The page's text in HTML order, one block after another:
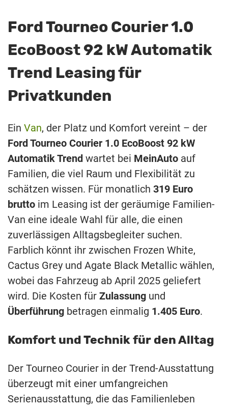
Ford Tourneo Courier 1.0
EcoBoost 92 kW Automatik
Trend Leasing für
Privatkunden
Ein Van, der Platz und Komfort vereint – der
Ford Tourneo Courier 1.0 EcoBoost 92 kW
Automatik Trend wartet bei MeinAuto auf
Familien, die viel Raum und Flexibilität zu
schätzen wissen. Für monatlich 319 Euro
brutto im Leasing ist der geräumige Familien-
Van eine ideale Wahl für alle, die einen
zuverlässigen Alltagsbegleiter suchen.
Farblich könnt ihr zwischen Frozen White,
Cactus Grey und Agate Black Metallic wählen,
wobei das Fahrzeug ab April 2025 geliefert
wird. Die Kosten für Zulassung und
Überführung betragen einmalig 1.405 Euro.
Komfort und Technik für den Alltag
Der Tourneo Courier in der Trend-Ausstattung
überzeugt mit einer umfangreichen
Serienausstattung, die das Familienleben